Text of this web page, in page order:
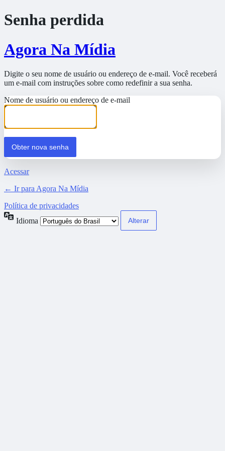
Senha perdida
Agora Na Mídia
Digite o seu nome de usuário ou endereço de e-mail. Você receberá
um e-mail com instruções sobre como redefinir a sua senha.
Nome de usuário ou endereço de e-mail
Acessar
← Ir para Agora Na Mídia
Política de privacidades
Idioma